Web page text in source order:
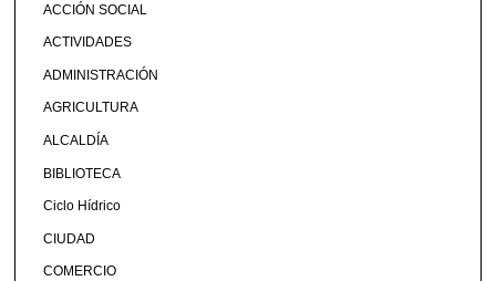
ACCIÓN SOCIAL
ACTIVIDADES
ADMINISTRACIÓN
AGRICULTURA
ALCALDÍA
BIBLIOTECA
Ciclo Hídrico
CIUDAD
COMERCIO